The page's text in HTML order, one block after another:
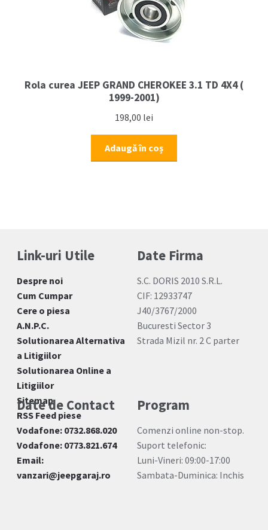
Rola curea JEEP GRAND CHEROKEE 3.1 TD 4X4 (
1999-2001)
198,00 lei
Adaugă în coș
Link-uri Utile
Despre noi
Cum Cumpar
Cere o piesa
A.N.P.C.
Solutionarea Alternativa
a Litigiilor
Solutionarea Online a
Litigiilor
Sitemap
RSS Feed piese
Date Firma
S.C. DORIS 2010 S.R.L.
CIF: 12933747
J40/3767/2000
Bucuresti Sector 3
Strada Mizil nr. 2 C parter
Date de Contact
Vodafone: 0732.868.020
Vodafone: 0773.821.674
Email:
vanzari@jeepgaraj.ro
Program
Comenzi online non-stop.
Suport telefonic:
Luni-Vineri: 09:00-17:00
Sambata-Duminica: Inchis